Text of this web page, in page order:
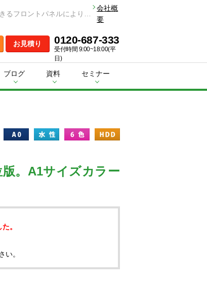
会社概
要
お見積り 0120-687-333
受付時間 9:00~18:00(平
日)
ブログ 資料 セミナー
。A1サイズカラー
。
い。